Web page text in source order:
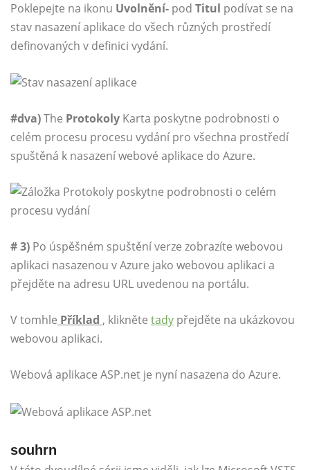
Poklepejte na ikonu Uvolnění- pod Titul podívat se na
stav nasazení aplikace do všech různých prostředí
definovaných v definici vydání.
#dva)The Protokoly Karta poskytne podrobnosti o
celém procesu procesu vydání pro všechna prostředí
spuštěná k nasazení webové aplikace do Azure.
# 3) Po úspěšném spuštění verze zobrazíte webovou
aplikaci nasazenou v Azure jako webovou aplikaci a
přejděte na adresu URL uvedenou na portálu.
V tomhle Příklad , klikněte tady přejděte na ukázkovou
webovou aplikaci.
Webová aplikace ASP.net je nyní nasazena do Azure.
souhrn